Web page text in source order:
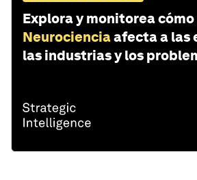
Explora y monitorea cómo
Neurocienciaafecta a las
las industrias y los